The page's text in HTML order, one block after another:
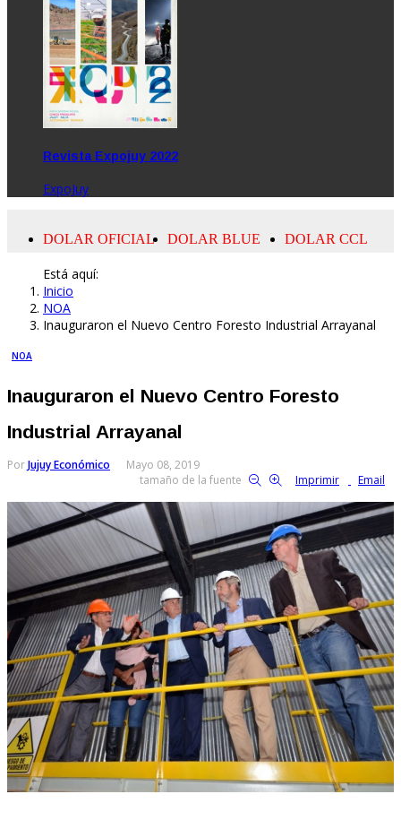
Revista Expojuy 2022
ExpoJuy
Está aquí:
Inicio
NOA
Inauguraron el Nuevo Centro Foresto Industrial Arrayanal
NOA
Inauguraron el Nuevo Centro Foresto
Industrial Arrayanal
PorJujuy Económico
Mayo 08, 2019
tamaño de la fuente
Imprimir Email